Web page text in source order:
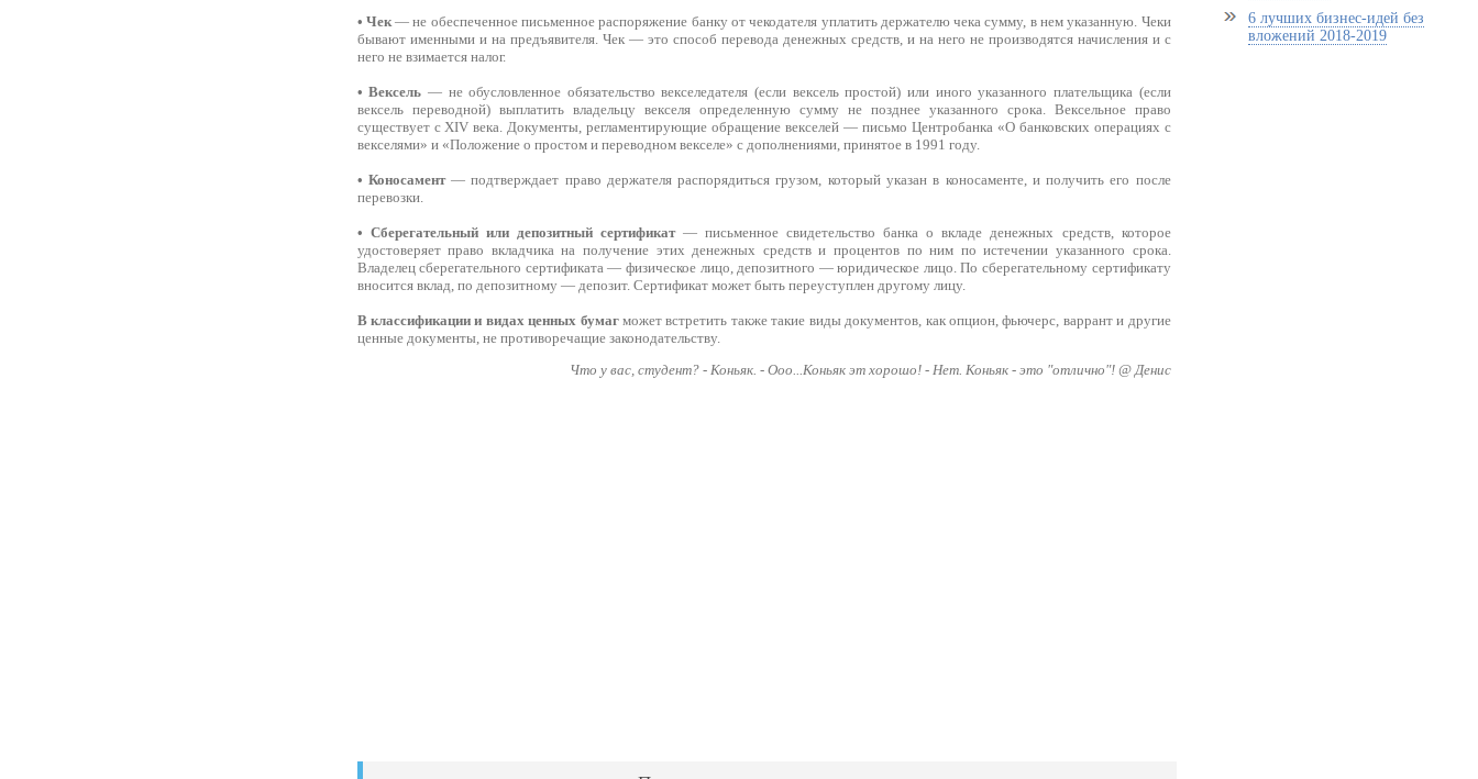
• Чек— не обеспеченное письменное распоряжение банку от чекодателя уплатить держателю чека сумму, в нем указанную. Чеки
бывают именными и на предъявителя. Чек — это способ перевода денежных средств, и на него не производятся начисления и с
него не взимается налог.
• Вексель — не обусловленное обязательство векселедателя (если вексель простой) или иного указанного плательщика (если
вексель переводной) выплатить владельцу векселя определенную сумму не позднее указанного срока. Вексельное право
существует с XIV века. Документы, регламентирующие обращение векселей — письмо Центробанка «О банковских операциях с
векселями» и «Положение о простом и переводном векселе» с дополнениями, принятое в 1991 году.
• Коносамент— подтверждает право держателя распорядиться грузом, который указан в коносаменте, и получить его после
перевозки.
• Сберегательный или депозитный сертификат— письменное свидетельство банка о вкладе денежных средств, которое
удостоверяет право вкладчика на получение этих денежных средств и процентов по ним по истечении указанного срока.
Владелец сберегательного сертификата — физическое лицо, депозитного — юридическое лицо. По сберегательному сертификату
вносится вклад, по депозитному — депозит. Сертификат может быть переуступлен другому лицу.
В классификации и видах ценных бумагможет встретить также такие виды документов, как опцион, фьючерс, варрант и другие
ценные документы, не противоречащие законодательству.
Что у вас, студент? - Коньяк. - Ооо...Коньяк эт хорошо! - Нет. Коньяк - это "отлично"! @ Денис
6 лучших бизнес-идей без
вложений 2018-2019